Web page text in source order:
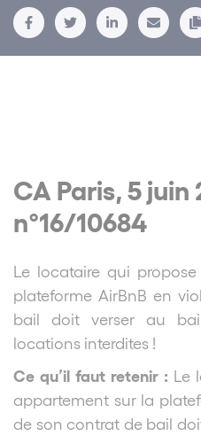
CA Paris, 5 juin
n°16/10684
Le locataire qui
plateforme AirBnB en
bail doit verser au
locations interdites !
Ce qu’il faut retenir : Le
appartement sur la
de son contrat de bail